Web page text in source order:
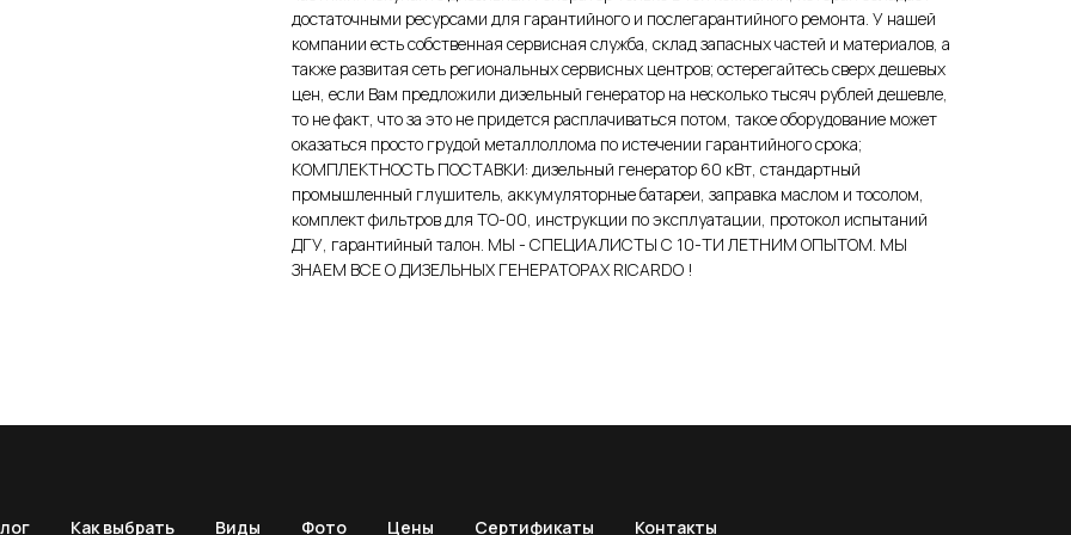
достаточными ресурсами для гарантийного и послегарантийного ремонта. У нашей
компании есть собственная сервисная служба, склад запасных частей и материалов, а
также развитая сеть региональных сервисных центров; остерегайтесь сверх дешевых
цен, если Вам предложили дизельный генератор на несколько тысяч рублей дешевле,
то не факт, что за это не придется расплачиваться потом, такое оборудование может
оказаться просто грудой металлоллома по истечении гарантийного срока;
КОМПЛЕКТНОСТЬ ПОСТАВКИ: дизельный генератор 60 кВт, стандартный
промышленный глушитель, аккумуляторные батареи, заправка маслом и тосолом,
комплект фильтров для ТО-00, инструкции по эксплуатации, протокол испытаний
ДГУ, гарантийный талон. МЫ - СПЕЦИАЛИСТЫ С 10-ТИ ЛЕТНИМ ОПЫТОМ. МЫ
ЗНАЕМ ВСЕ О ДИЗЕЛЬНЫХ ГЕНЕРАТОРАХ RICARDO !
Как выбрать Виды Фото Цены Сертификаты Контакты